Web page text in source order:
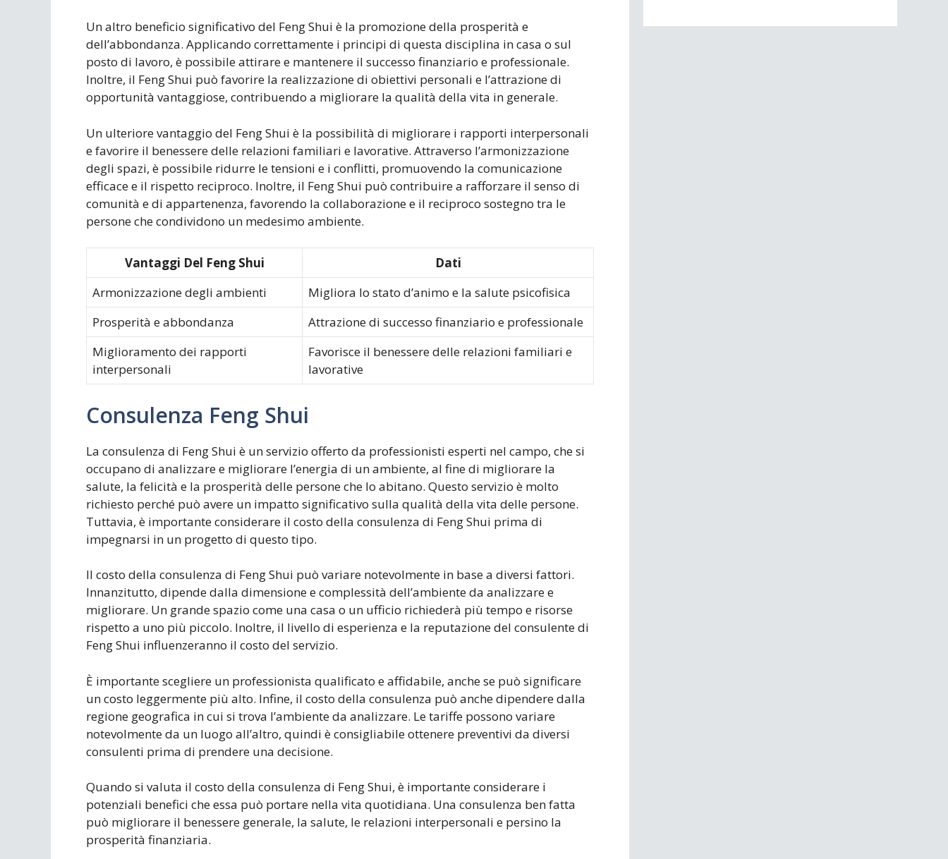
Un altro beneficio significativo del Feng Shui è la promozione della prosperità e
dell’abbondanza. Applicando correttamente i principi di questa disciplina in casa o sul
posto di lavoro, è possibile attirare e mantenere il successo finanziario e professionale.
Inoltre, il Feng Shui può favorire la realizzazione di obiettivi personali e l’attrazione di
opportunità vantaggiose, contribuendo a migliorare la qualità della vita in generale.
Un ulteriore vantaggio del Feng Shui è la possibilità di migliorare i rapporti interpersonali
e favorire il benessere delle relazioni familiari e lavorative. Attraverso l’armonizzazione
degli spazi, è possibile ridurre le tensioni e i conflitti, promuovendo la comunicazione
efficace e il rispetto reciproco. Inoltre, il Feng Shui può contribuire a rafforzare il senso di
comunità e di appartenenza, favorendo la collaborazione e il reciproco sostegno tra le
persone che condividono un medesimo ambiente.
Vantaggi Del Feng Shui
Dati
Armonizzazione degli ambienti
Migliora lo stato d’animo e la salute psicofisica
Prosperità e abbondanza
Attrazione di successo finanziario e professionale
Miglioramento dei rapporti
interpersonali
Favorisce il benessere delle relazioni familiari e
lavorative
Consulenza Feng Shui
La consulenza di Feng Shui è un servizio offerto da professionisti esperti nel campo, che si
occupano di analizzare e migliorare l’energia di un ambiente, al fine di migliorare la
salute, la felicità e la prosperità delle persone che lo abitano. Questo servizio è molto
richiesto perché può avere un impatto significativo sulla qualità della vita delle persone.
Tuttavia, è importante considerare il costo della consulenza di Feng Shui prima di
impegnarsi in un progetto di questo tipo.
Il costo della consulenza di Feng Shui può variare notevolmente in base a diversi fattori.
Innanzitutto, dipende dalla dimensione e complessità dell’ambiente da analizzare e
migliorare. Un grande spazio come una casa o un ufficio richiederà più tempo e risorse
rispetto a uno più piccolo. Inoltre, il livello di esperienza e la reputazione del consulente di
Feng Shui influenzeranno il costo del servizio.
È importante scegliere un professionista qualificato e affidabile, anche se può significare
un costo leggermente più alto. Infine, il costo della consulenza può anche dipendere dalla
regione geografica in cui si trova l’ambiente da analizzare. Le tariffe possono variare
notevolmente da un luogo all’altro, quindi è consigliabile ottenere preventivi da diversi
consulenti prima di prendere una decisione.
Quando si valuta il costo della consulenza di Feng Shui, è importante considerare i
potenziali benefici che essa può portare nella vita quotidiana. Una consulenza ben fatta
può migliorare il benessere generale, la salute, le relazioni interpersonali e persino la
prosperità finanziaria.